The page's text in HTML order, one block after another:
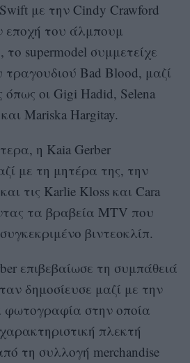
με την Cindy Crawford
εποχή του άλμπουμ
supermodel συμμετείχε
τραγουδιού Bad Blood, μαζί
οι Gigi Hadid, Selena
Mariska Hargitay.
η Kaia Gerber
με τη μητέρα της, την
τις Karlie Kloss και Cara
τα βραβεία MTV που
βιντεοκλίπ.
επιβεβαίωσε τη συμπάθειά
δημοσίευσε μαζί με την
φωτογραφία στην οποία
πλεκτή
τη συλλογή merchandise